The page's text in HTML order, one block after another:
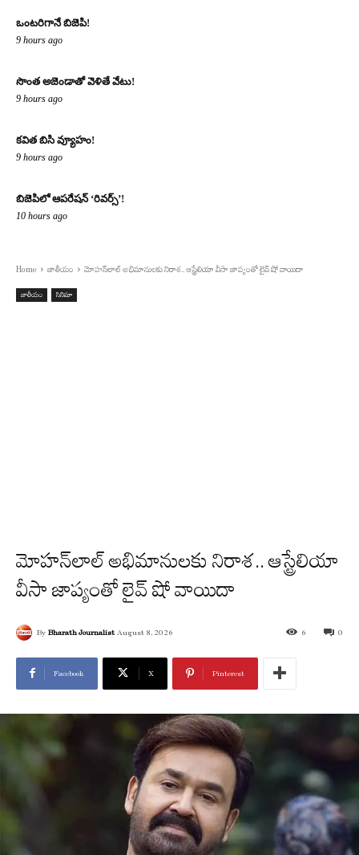
ఒంటరిగానే బిజెపి!
9 hours ago
సొంత అజెండాతో వెళితే వేటు!
9 hours ago
కవిత బిసి వ్యూహం!
9 hours ago
బిజెపిలో ఆపరేషన్ ‘రివర్స్’!
10 hours ago